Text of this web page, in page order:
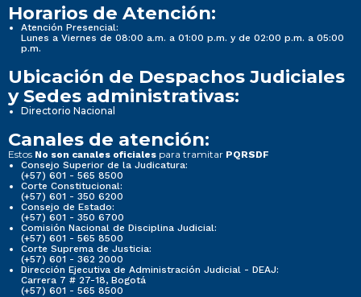
Horarios de Atención:
Atención Presencial:
Lunes a Viernes de 08:00 a.m. a 01:00 p.m. y de 02:00 p.m. a 05:00
p.m.
Ubicación de Despachos Judiciales
y Sedes administrativas:
Directorio Nacional
Canales de atención:
Estos No son canales oficiales para tramitar PQRSDF
Consejo Superior de la Judicatura:
(+57) 601 - 565 8500
Corte Constitucional:
(+57) 601 - 350 6200
Consejo de Estado:
(+57) 601 - 350 6700
Comisión Nacional de Disciplina Judicial:
(+57) 601 - 565 8500
Corte Suprema de Justicia:
(+57) 601 - 362 2000
Dirección Ejecutiva de Administración Judicial - DEAJ:
Carrera 7 # 27-18, Bogotá
(+57) 601 - 565 8500